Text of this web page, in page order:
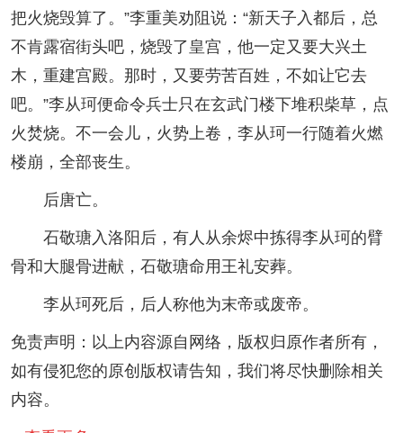
把火烧毁算了。”李重美劝阻说：“新天子入都后，总
不肯露宿街头吧，烧毁了皇宫，他一定又要大兴土
木，重建宫殿。那时，又要劳苦百姓，不如让它去
吧。”李从珂便命令兵士只在玄武门楼下堆积柴草，点
火焚烧。不一会儿，火势上卷，李从珂一行随着火燃
楼崩，全部丧生。
后唐亡。
石敬瑭入洛阳后，有人从余烬中拣得李从珂的臂
骨和大腿骨进献，石敬瑭命用王礼安葬。
李从珂死后，后人称他为末帝或废帝。
免责声明：以上内容源自网络，版权归原作者所有，
如有侵犯您的原创版权请告知，我们将尽快删除相关
内容。